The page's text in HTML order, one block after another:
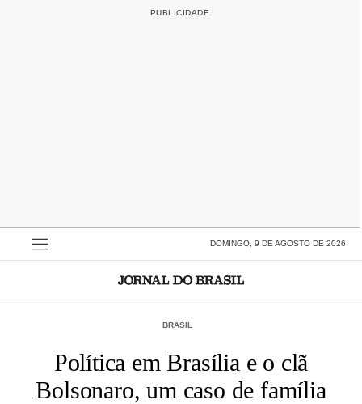
DOMINGO, 9 DE AGOSTO DE 2026
BRASIL
Política em Brasília e o clã
Bolsonaro, um caso de família